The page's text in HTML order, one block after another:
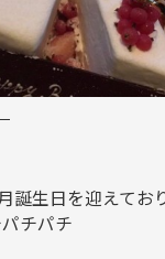
グ
／仕事納め